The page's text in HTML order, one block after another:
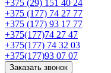
+375 (29) 151 40 24
+375 (177) 74 27 77
+375 (177) 93 17 77
+375(177)74 27 47
+375(177) 74 32 03
+375(177)93 07 07
Заказать звонок